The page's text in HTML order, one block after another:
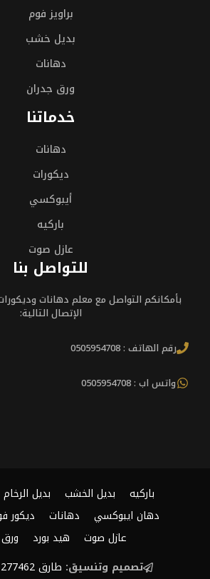
براويز فوم
بديل خشب
دهانات
ورق جدران
خدماتنا
دهانات
ديكورات
أيبوكسي
باركيه
عازل صوت
للتواصل بنا
بأمكانكم التواصل مع معلم دهانات
الإتصال التالية:
رقم الهاتف : 0505954708
واتس اب : 0505954708
باركيه بديل الخشب بديل الرخام
دهان ايبوكسي
دهانات ديكور
عازل صوت
هيد بورد
تصميم وتنسيق: طارق 771277462